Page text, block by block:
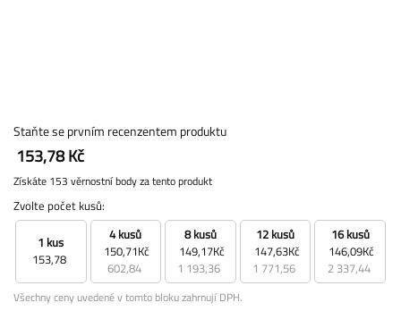
Staňte se prvním recenzentem produktu
153,78 Kč
Získáte 153 věrnostní body za tento produkt
Zvolte počet kusů:
1 kus
153,78
4 kusů
150,71Kč
602,84
8 kusů
149,17Kč
1 193,36
12 kusů
147,63Kč
1 771,56
16 kusů
146,09Kč
2 337,44
Všechny ceny uvedené v tomto bloku zahrnují DPH.